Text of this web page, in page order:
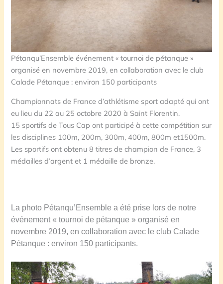
Pétanqu’Ensemble événement « tournoi de pétanque »
organisé en novembre 2019, en collaboration avec le club
Calade Pétanque : environ 150 participants
Championnats de France d’athlétisme sport adapté qui ont
eu lieu du 22 au 25 octobre 2020 à Saint Florentin.
15 sportifs de Tous Cap ont participé à cette compétition sur
les disciplines 100m, 200m, 300m, 400m, 800m et1500m.
Les sportifs ont obtenu 8 titres de champion de France, 3
médailles d’argent et 1 médaille de bronze.
La photo Pétanqu’Ensemble a été prise lors de notre
événement « tournoi de pétanque » organisé en
novembre 2019, en collaboration avec le club Calade
Pétanque : environ 150 participants.